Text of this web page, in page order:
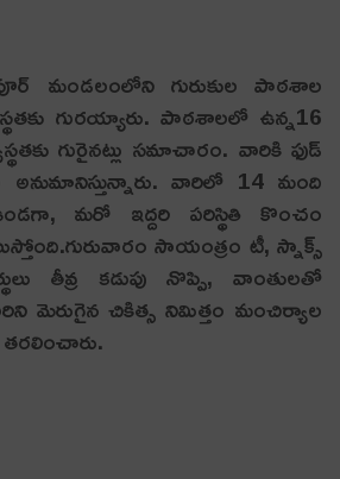
మండలంలోని గురుకుల పాఠశాల
గురయ్యారు. పాఠశాలలో ఉన్న16
గురైనట్లు సమాచారం. వారికి ఫుడ్
వారిలో 14 మంది
మరో ఇద్దరి పరిస్థితి కొంచం
సాయంత్రం టీ, స్నాక్స్
తీవ్ర కడుపు నొప్పి, వాంతులతో
మెరుగైన చికిత్స నిమిత్తం మంచిర్యాల
తరలించారు.